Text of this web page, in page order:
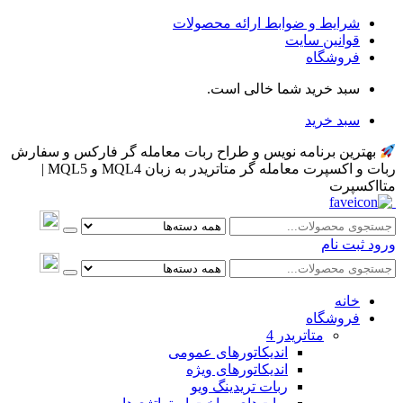
شرایط و ضوابط ارائه محصولات
قوانین سایت
فروشگاه
سبد خرید شما خالی است.
سبد خرید
بهترین برنامه نویس و طراح ربات معامله گر فارکس و سفارش
ربات و اکسپرت معامله گر متاتریدر به زبان MQL4 و MQL5 |
متااکسپرت
ورود ثبت نام
خانه
فروشگاه
متاتريدر 4
اندیکاتورهای عمومی
اندیکاتورهای ویژه
ربات تریدینگ ویو